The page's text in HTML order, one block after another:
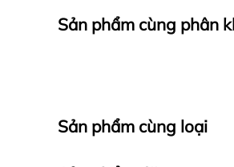
Sản phẩm cùng phân
Sản phẩm cùng loại